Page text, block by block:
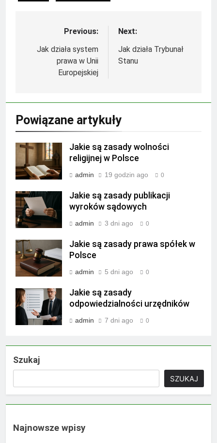
Nawigacja
wpisu
Previous:
Jak działa system
prawa w Unii
Europejskiej
Next:
Jak działa Trybunał
Stanu
Powiązane artykuły
Jakie są zasady wolności
religijnej w Polsce
admin 19 godzin ago 0
Jakie są zasady publikacji
wyroków sądowych
admin 3 dni ago 0
Jakie są zasady prawa spółek w
Polsce
admin 5 dni ago 0
Jakie są zasady
odpowiedzialności urzędników
admin 7 dni ago 0
Szukaj
SZUKAJ
Najnowsze wpisy